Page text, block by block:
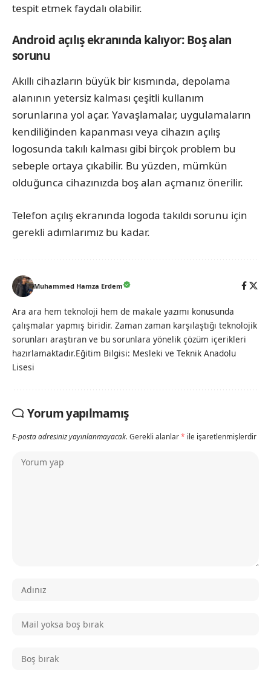
tespit etmek faydalı olabilir.
Android açılış ekranında kalıyor: Boş alan
sorunu
Akıllı cihazların büyük bir kısmında, depolama
alanının yetersiz kalması çeşitli kullanım
sorunlarına yol açar. Yavaşlamalar, uygulamaların
kendiliğinden kapanması veya cihazın açılış
logosunda takılı kalması gibi birçok problem bu
sebeple ortaya çıkabilir. Bu yüzden, mümkün
olduğunca cihazınızda boş alan açmanız önerilir.
Telefon açılış ekranında logoda takıldı sorunu için
gerekli adımlarımız bu kadar.
Muhammed Hamza Erdem
Ara ara hem teknoloji hem de makale yazımı konusunda
çalışmalar yapmış biridir. Zaman zaman karşılaştığı teknolojik
sorunları araştıran ve bu sorunlara yönelik çözüm içerikleri
hazırlamaktadır.Eğitim Bilgisi: Mesleki ve Teknik Anadolu
Lisesi
Yorum yapılmamış
E-posta adresiniz yayınlanmayacak. Gerekli alanlar* ile işaretlenmişlerdir